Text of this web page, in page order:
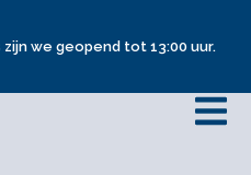
we geopend tot 13:00 uur.